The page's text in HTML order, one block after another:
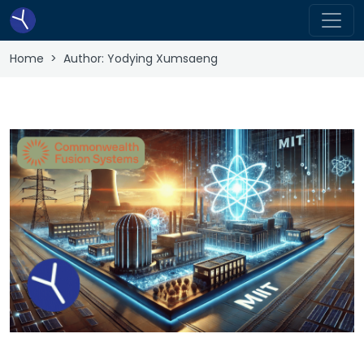
Home > Author: Yodying Xumsaeng